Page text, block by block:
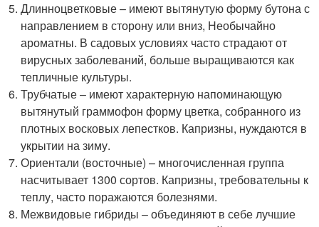
Длинноцветковые – имеют вытянутую форму бутона с
направлением в сторону или вниз, Необычайно
ароматны. В садовых условиях часто страдают от
вирусных заболеваний, больше выращиваются как
тепличные культуры.
Трубчатые – имеют характерную напоминающую
вытянутый граммофон форму цветка, собранного из
плотных восковых лепестков. Капризны, нуждаются в
укрытии на зиму.
Ориентали (восточные) – многочисленная группа
насчитывает 1300 сортов. Капризны, требовательны к
теплу, часто поражаются болезнями.
Межвидовые гибриды – объединяют в себе лучшие